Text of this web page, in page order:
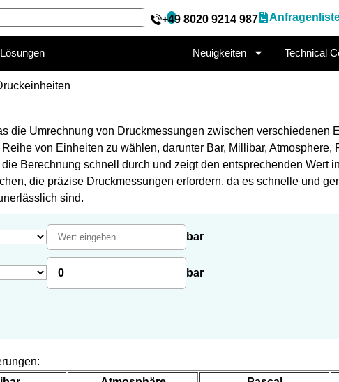
+49 8020 9214 987
Neuigkeiten Technical
die Umrechnung von Druckmessungen zwischen verschiedenen
von Einheiten zu wählen, darunter Bar, Millibar, Atmosphere,
Berechnung schnell durch und zeigt den entsprechenden Wert
die präzise Druckmessungen erfordern, da es schnelle und
sind.
bar
0 bar